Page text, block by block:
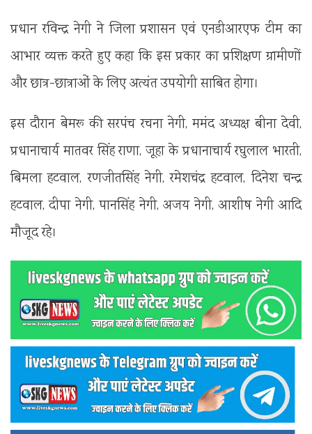
प्रधान रविन्द्र नेगी ने जिला प्रशासन एवं एनडीआरएफ टीम का
आभार व्यक्त करते हुए कहा कि इस प्रकार का प्रशिक्षण ग्रामीणों
और छात्र-छात्राओं के लिए अत्यंत उपयोगी साबित होगा।
इस दौरान बेमरू की सरपंच रचना नेगी, ममंद अध्यक्ष बीना देवी,
प्रधानाचार्य मातवर सिंह राणा, जूहा के प्रधानाचार्य रघुलाल भारती,
बिमला हटवाल, रणजीतसिंह नेगी, रमेशचंद्र हटवाल, दिनेश चन्द्र
हटवाल, दीपा नेगी, पानसिंह नेगी, अजय नेगी, आशीष नेगी आदि
मौजूद रहे।